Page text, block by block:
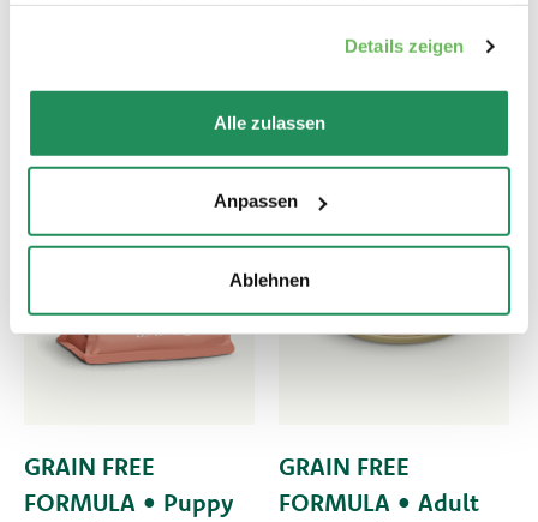
Details zeigen
Alle zulassen
Anpassen
Ablehnen
GRAIN FREE
FORMULA • Puppy
GRAIN FREE
FORMULA • Adult